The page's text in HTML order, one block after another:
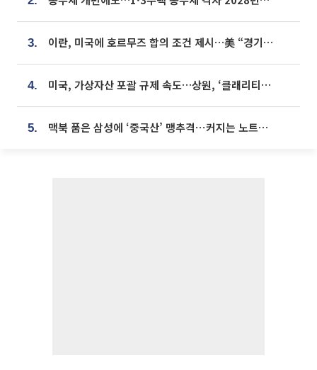
3. 이란, 미국에 호르무즈 합의 조건 제시…美 “경기 아직 안 끝나” [종합]
4. 미국, 가상자산 포괄 규제 속도…상원, ‘클래리티법’ 9월 절차투표 추진
5. 맥북 품은 삼성에 ‘중국산’ 맹추격⋯커지는 노트북 OLED 시장